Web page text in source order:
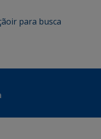
ir para busca